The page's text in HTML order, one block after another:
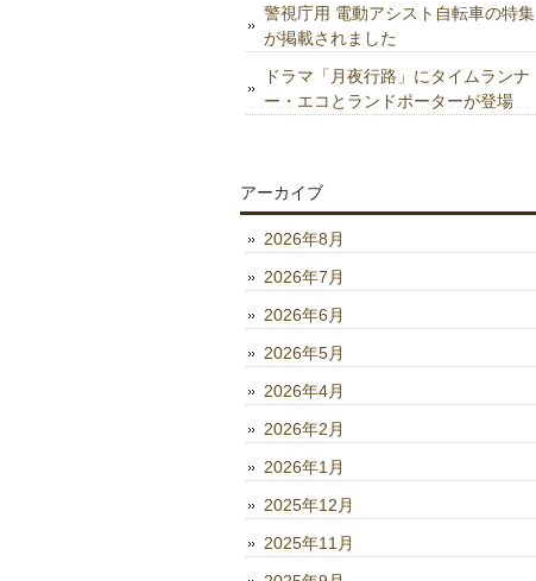
警視庁用 電動アシスト自転車の特集
が掲載されました
ドラマ「月夜行路」にタイムランナ
ー・エコとランドポーターが登場
アーカイブ
2026年8月
2026年7月
2026年6月
2026年5月
2026年4月
2026年2月
2026年1月
2025年12月
2025年11月